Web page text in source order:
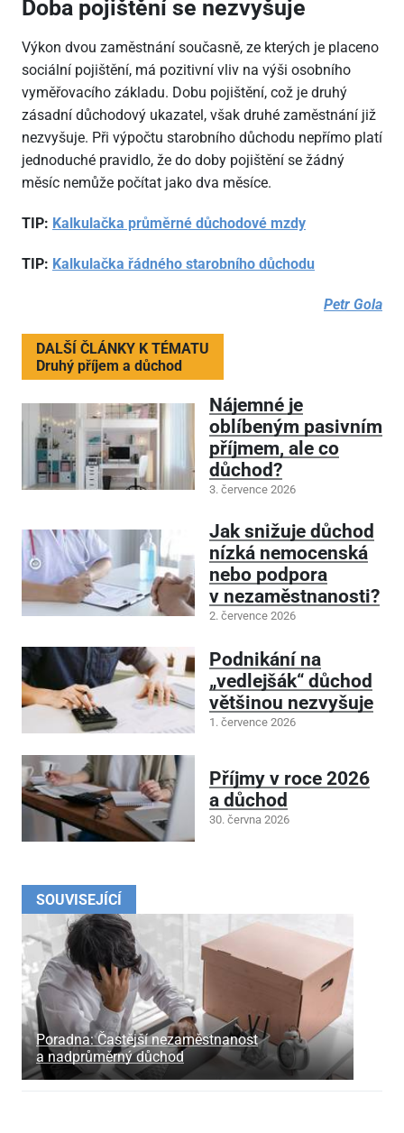
SOUVISEJÍCÍ
Poradna: Častější nezaměstnanost
a nadprůměrný důchod
Doba pojištění se nezvyšuje
Výkon dvou zaměstnání současně, ze kterých je placeno
sociální pojištění, má pozitivní vliv na výši osobního
vyměřovacího základu. Dobu pojištění, což je druhý
zásadní důchodový ukazatel, však druhé zaměstnání již
nezvyšuje. Při výpočtu starobního důchodu nepřímo platí
jednoduché pravidlo, že do doby pojištění se žádný
měsíc nemůže počítat jako dva měsíce.
TIP: Kalkulačka průměrné důchodové mzdy
TIP: Kalkulačka řádného starobního důchodu
Petr Gola
DALŠÍ ČLÁNKY K TÉMATU
Druhý příjem a důchod
Nájemné je
oblíbeným pasivním
příjmem, ale co
důchod?
3. července 2026
Jak snižuje důchod
nízká nemocenská
nebo podpora
v nezaměstnanosti?
2. července 2026
Podnikání na
„vedlejšák“ důchod
většinou nezvyšuje
1. července 2026
Příjmy v roce 2026
a důchod
30. června 2026